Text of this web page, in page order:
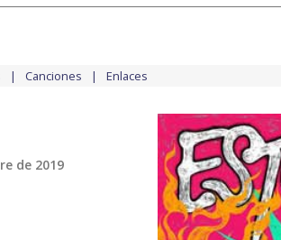
Canciones Enlaces
de 2019